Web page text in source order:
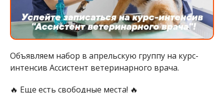
Объявляем набор в апрельскую группу на курс-
интенсив Ассистент ветеринарного врача.
🔥 Еще есть свободные места! 🔥